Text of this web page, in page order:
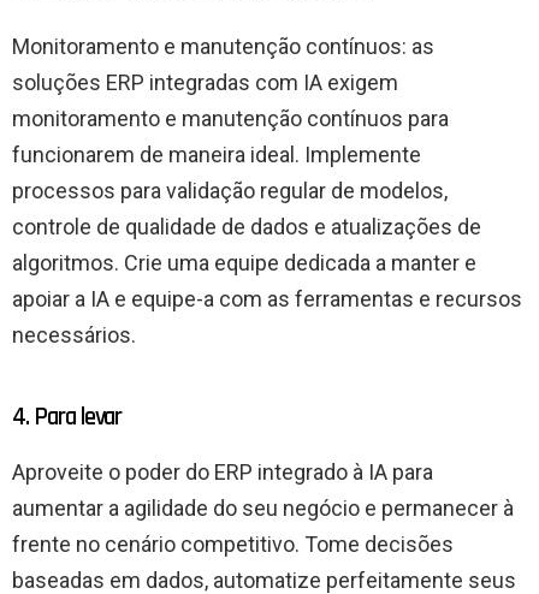
Monitoramento e manutenção contínuos: as
soluções ERP integradas com IA exigem
monitoramento e manutenção contínuos para
funcionarem de maneira ideal. Implemente
processos para validação regular de modelos,
controle de qualidade de dados e atualizações de
algoritmos. Crie uma equipe dedicada a manter e
apoiar a IA e equipe-a com as ferramentas e recursos
necessários.
4. Para levar
Aproveite o poder do ERP integrado à IA para
aumentar a agilidade do seu negócio e permanecer à
frente no cenário competitivo. Tome decisões
baseadas em dados, automatize perfeitamente seus